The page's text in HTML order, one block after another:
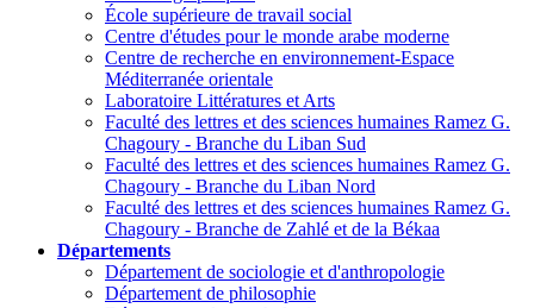
École supérieure de travail social
Centre d'études pour le monde arabe moderne
Centre de recherche en environnement-Espace
Méditerranée orientale
Laboratoire Littératures et Arts
Faculté des lettres et des sciences humaines Ramez G.
Chagoury - Branche du Liban Sud
Faculté des lettres et des sciences humaines Ramez G.
Chagoury - Branche du Liban Nord
Faculté des lettres et des sciences humaines Ramez G.
Chagoury - Branche de Zahlé et de la Békaa
Départements
Département de sociologie et d'anthropologie
Département de philosophie